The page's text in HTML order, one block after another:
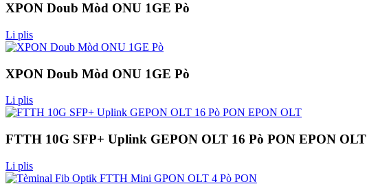
XPON Doub Mòd ONU 1GE Pò
Li plis
XPON Doub Mòd ONU 1GE Pò
Li plis
FTTH 10G SFP+ Uplink GEPON OLT 16 Pò PON EPON OLT
Li plis